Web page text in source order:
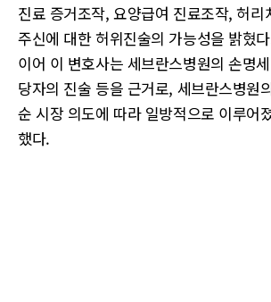
진료 증거조작, 요양급여 진료조작, 허리
주신에 대한 허위진술의 가능성을 밝혔
이어 이 변호사는 세브란스병원의 손명
당자의 진술 등을 근거로, 세브란스병원
순 시장 의도에 따라 일방적으로 이루어
했다.